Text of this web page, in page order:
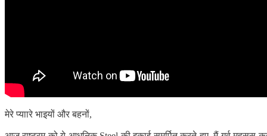
मेरे प्याारे भाइयों और बहनों,